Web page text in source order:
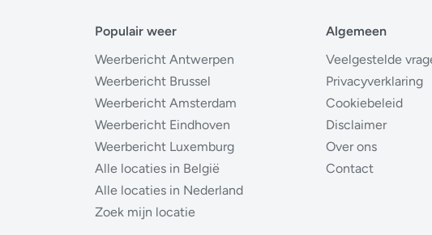
Populair weer
Weerbericht Antwerpen
Weerbericht Brussel
Weerbericht Amsterdam
Weerbericht Eindhoven
Weerbericht Luxemburg
Alle locaties in België
Alle locaties in Nederland
Zoek mijn locatie
Algemeen
Veelgestelde
Privacyverklaring
Cookiebeleid
Disclaimer
Over ons
Contact